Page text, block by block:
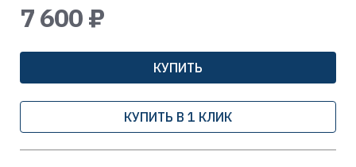
7 600 ₽
КУПИТЬ
КУПИТЬ В 1 КЛИК